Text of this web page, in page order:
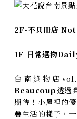
2F-不只冊店
1F-日常選物
台南選物店
Beaucoup透過
期待！小屋裡的
疊生活的樣子，